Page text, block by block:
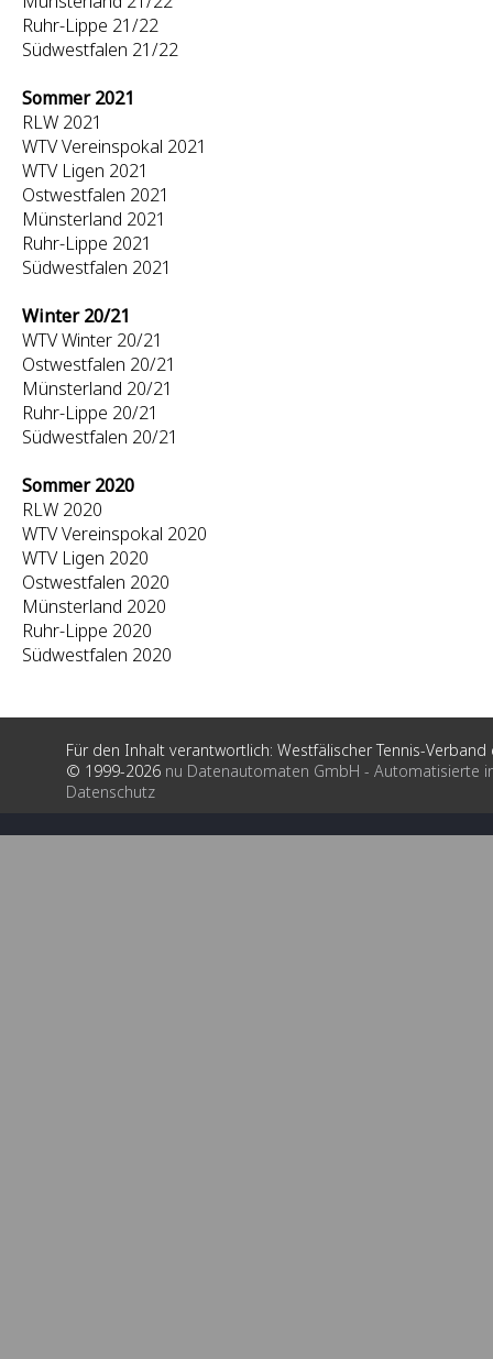
Ruhr-Lippe 21/22
Südwestfalen 21/22
Sommer 2021
RLW 2021
WTV Vereinspokal 2021
WTV Ligen 2021
Ostwestfalen 2021
Münsterland 2021
Ruhr-Lippe 2021
Südwestfalen 2021
Winter 20/21
WTV Winter 20/21
Ostwestfalen 20/21
Münsterland 20/21
Ruhr-Lippe 20/21
Südwestfalen 20/21
Sommer 2020
RLW 2020
WTV Vereinspokal 2020
WTV Ligen 2020
Ostwestfalen 2020
Münsterland 2020
Ruhr-Lippe 2020
Südwestfalen 2020
Für den Inhalt verantwortlich: Westfälischer Tennis-Verband
© 1999-2026 nu Datenautomaten GmbH - Automatisierte
Datenschutz